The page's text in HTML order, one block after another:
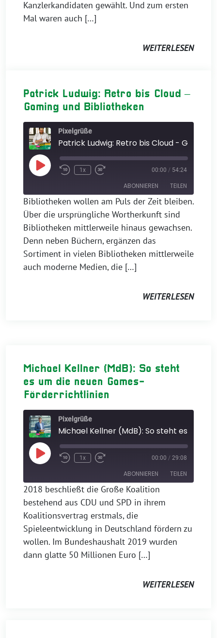
EMBED
Kanzlerkandidaten gewählt. Und zum ersten
Mal waren auch […]
WEITERLESEN
Patrick Ludwig: Retro bis Cloud –
Gaming und Bibliotheken
Pixelgrüße
Play
Episode
1x 00:00 / 54:24
ABONNIEREN TEILEN
Apple Podcasts
RSS FEED
TEILEN
EMBED
Bibliotheken wollen am Puls der Zeit bleiben.
Über die ursprüngliche Wortherkunft sind
Bibliotheken mittlerweile hinaus gewachsen.
Denn neben Büchern, ergänzen das
Sortiment in vielen Bibliotheken mittlerweile
auch moderne Medien, die […]
WEITERLESEN
Michael Kellner (MdB): So steht
es um die neuen Games-
Förderrichtlinien
Pixelgrüße
Play
Episode
1x 00:00 / 29:08
ABONNIEREN TEILEN
Apple Podcasts
RSS FEED
TEILEN
EMBED
2018 beschließt die Große Koalition
bestehend aus CDU und SPD in ihrem
Koalitionsvertrag erstmals, die
Spieleentwicklung in Deutschland fördern zu
wollen. Im Bundeshaushalt 2019 wurden
dann glatte 50 Millionen Euro […]
WEITERLESEN